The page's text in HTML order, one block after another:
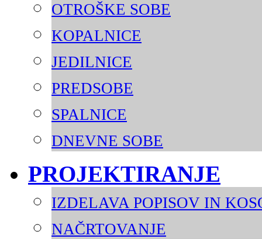
OTROŠKE SOBE
KOPALNICE
JEDILNICE
PREDSOBE
SPALNICE
DNEVNE SOBE
PROJEKTIRANJE
IZDELAVA POPISOV IN
NAČRTOVANJE